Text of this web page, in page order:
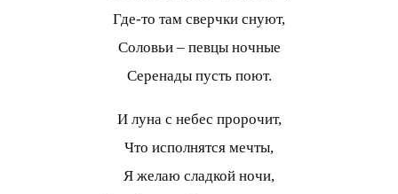
Где-то там сверчки снуют,
Соловьи – певцы ночные
Серенады пусть поют.
И луна с небес пророчит,
Что исполнятся мечты,
Я желаю сладкой ночи,